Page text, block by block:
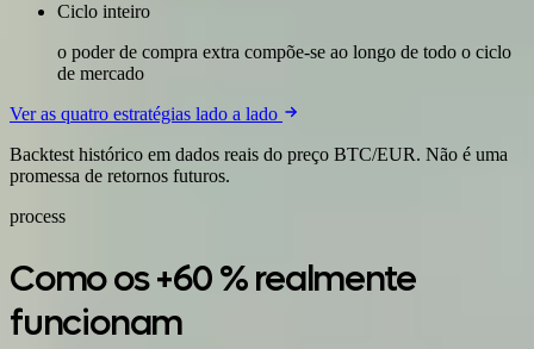
Ciclo inteiro
o poder de compra extra compõe-se ao longo de todo o ciclo
de mercado
Ver as quatro estratégias lado a lado
Backtest histórico em dados reais do preço BTC/EUR. Não é uma
promessa de retornos futuros.
process
Como os +60 % realmente
funcionam